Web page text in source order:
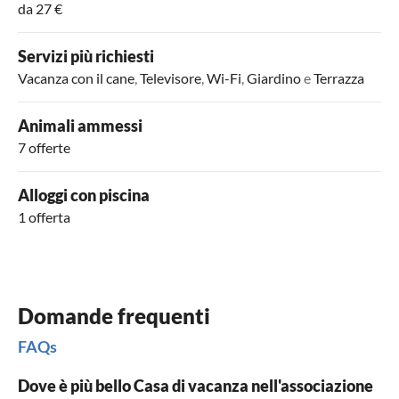
da 27 €
Servizi più richiesti
Vacanza con il cane,Televisore,Wi-Fi,GiardinoeTerrazza
Animali ammessi
7 offerte
Alloggi con piscina
1 offerta
Domande frequenti
FAQs
Dove è più bello Casa di vacanza nell'associazione